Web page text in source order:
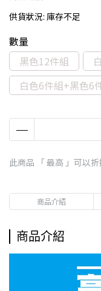
供貨狀況: 庫存不足
數量
黑色12件組
白色6件組+黑色6
此商品 「 最高 」可以
商品介紹
商品介紹